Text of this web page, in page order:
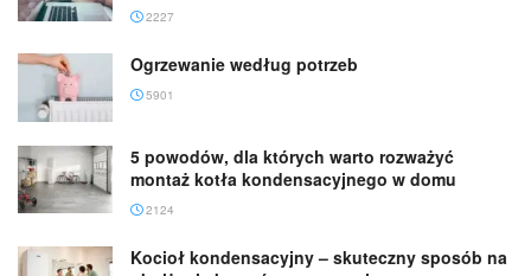
2227
Ogrzewanie według potrzeb
5901
5 powodów, dla których warto rozważyć
montaż kotła kondensacyjnego w domu
2124
Kocioł kondensacyjny – skuteczny sposób na